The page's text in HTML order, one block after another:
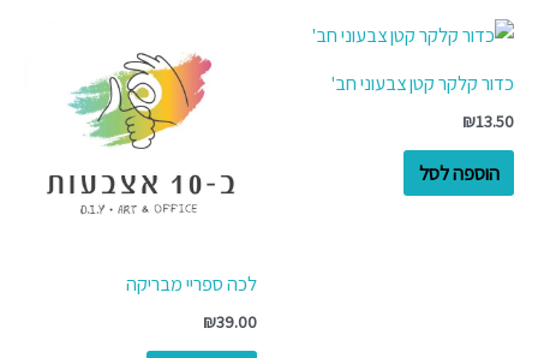
כדור קלקר קטן צבעוני חב'
₪13.50
הוספה לסל
לכה ספריי מבריקה
₪39.00